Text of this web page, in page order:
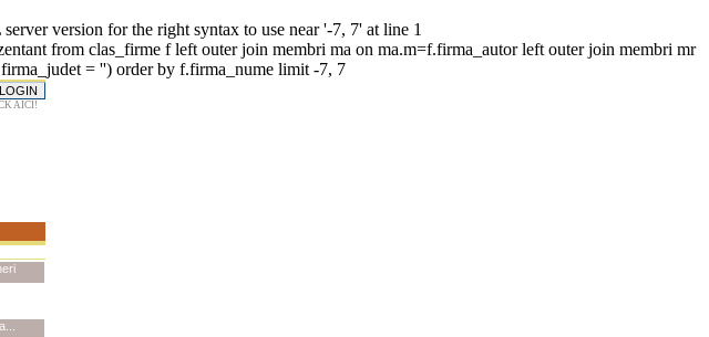
version for the right syntax to use near '-7, 7' at line 1
from clas_firme f left outer join membri ma on ma.m=f.firma_autor left outer join membri mr
= '') order by f.firma_nume limit -7, 7
AICI!